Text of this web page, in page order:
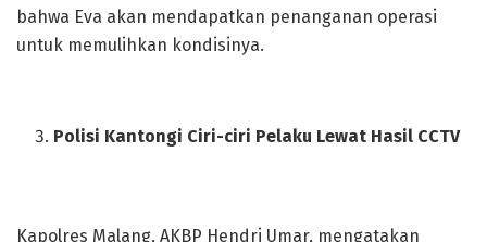
bahwa Eva akan mendapatkan penanganan operasi
untuk memulihkan kondisinya.
Polisi Kantongi Ciri-ciri Pelaku Lewat Hasil CCTV
Kapolres Malang, AKBP Hendri Umar, mengatakan